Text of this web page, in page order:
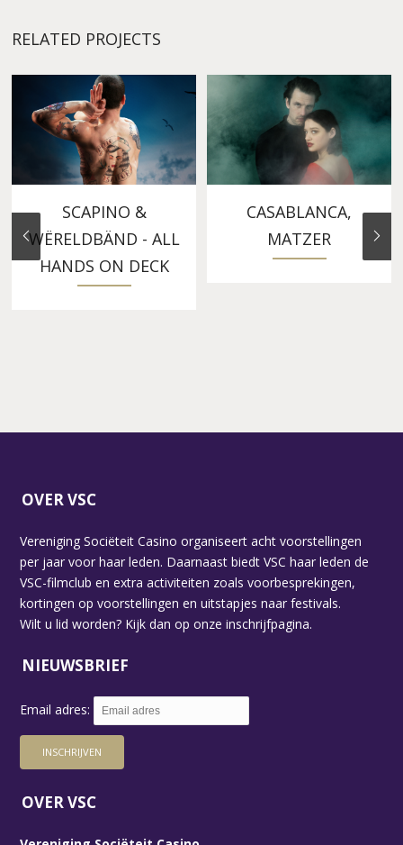
RELATED PROJECTS
SCAPINO &
WËRELDBÄND - ALL
HANDS ON DECK
CASABLANCA,
MATZER
OVER VSC
Vereniging Sociëteit Casino organiseert acht voorstellingen
per jaar voor haar leden. Daarnaast biedt VSC haar leden de
VSC-filmclub en extra activiteiten zoals voorbesprekingen,
kortingen op voorstellingen en uitstapjes naar festivals.
Wilt u lid worden? Kijk dan oponze inschrijfpagina.
NIEUWSBRIEF
Email adres:
OVER VSC